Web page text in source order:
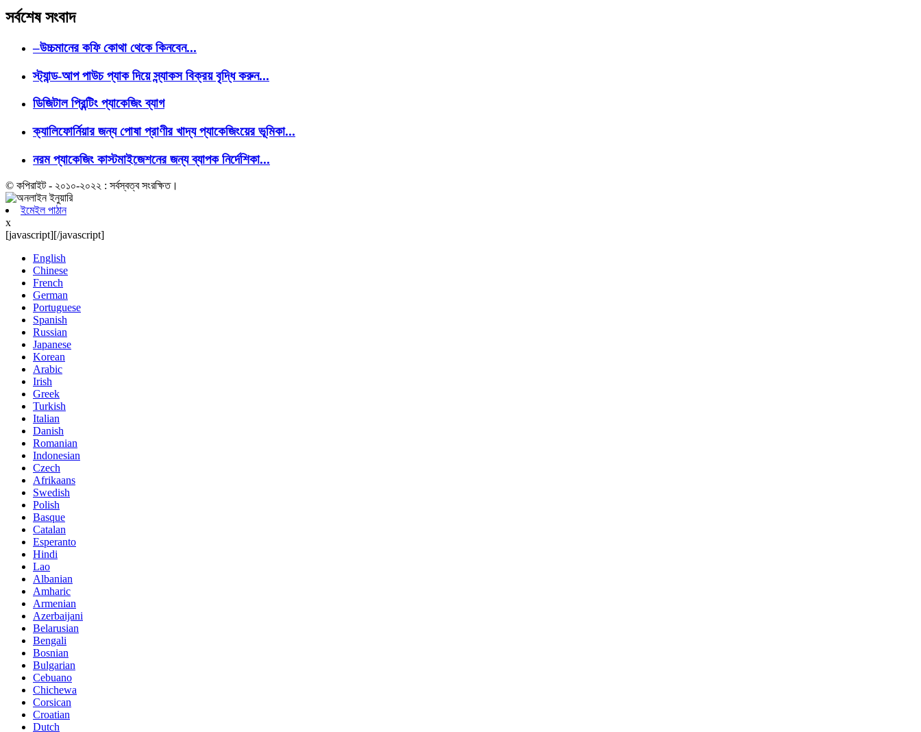
সর্বশেষ সংবাদ
–উচ্চমানের কফি কোথা থেকে কিনবেন...
স্ট্যান্ড-আপ পাউচ প্যাক দিয়ে স্ন্যাকস বিক্রয় বৃদ্ধি করুন...
ডিজিটাল প্রিন্টিং প্যাকেজিং ব্যাগ
ক্যালিফোর্নিয়ার জন্য পোষা প্রাণীর খাদ্য প্যাকেজিংয়ের ভূমিকা...
নরম প্যাকেজিং কাস্টমাইজেশনের জন্য ব্যাপক নির্দেশিকা...
© কপিরাইট - ২০১০-২০২২ : সর্বস্বত্ব সংরক্ষিত।
ইমেইল পাঠান
x
[javascript][/javascript]
English
Chinese
French
German
Portuguese
Spanish
Russian
Japanese
Korean
Arabic
Irish
Greek
Turkish
Italian
Danish
Romanian
Indonesian
Czech
Afrikaans
Swedish
Polish
Basque
Catalan
Esperanto
Hindi
Lao
Albanian
Amharic
Armenian
Azerbaijani
Belarusian
Bengali
Bosnian
Bulgarian
Cebuano
Chichewa
Corsican
Croatian
Dutch